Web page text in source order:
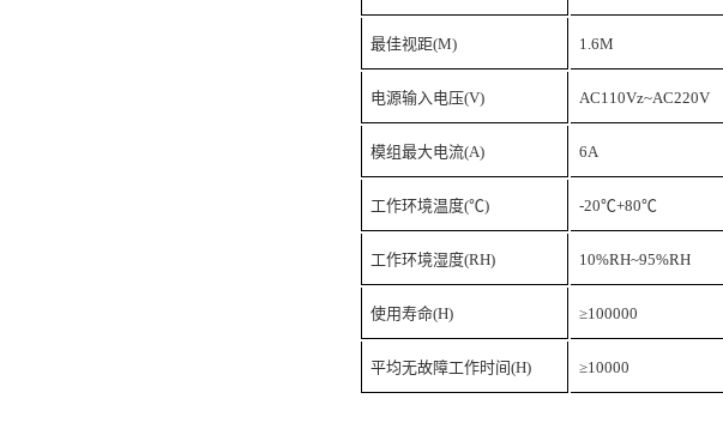
最佳视距(M) 1.6M
电源输入电压(V) AC110Vz~AC220V
模组最大电流(A) 6A
工作环境温度(℃) -20℃+80℃
工作环境湿度(RH) 10%RH~95%RH
使用寿命(H) ≥100000
平均无故障工作时间(H) ≥10000